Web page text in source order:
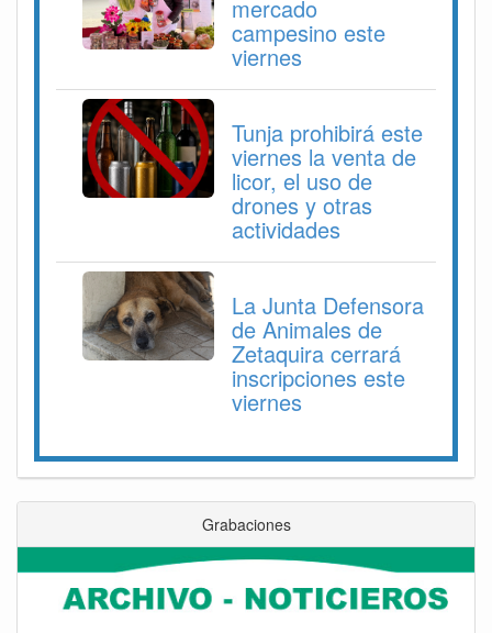
mercado
campesino este
viernes
Tunja prohibirá este
viernes la venta de
licor, el uso de
drones y otras
actividades
La Junta Defensora
de Animales de
Zetaquira cerrará
inscripciones este
viernes
Grabaciones